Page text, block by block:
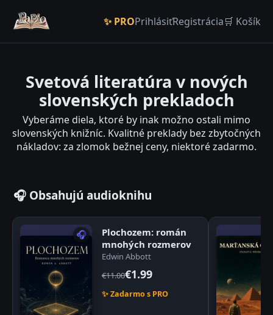
✨ PROPrihlásiťRegistrácia🛒 Košík
Svetová literatúra v nových
slovenských prekladoch
Vyberáme diela, ktoré by inak možno ostali mimo
slovenských knižníc. Kvalitné preklady bez zbytočných
nákladov: za zlomok bežnej ceny, niektoré zadarmo.
🎧 Obsahujú audioknihu
🎧
Plochozem: román
mnohých rozmerov
Edwin Abbott
€11.00€1.99
✨ Zadarmo s PRO